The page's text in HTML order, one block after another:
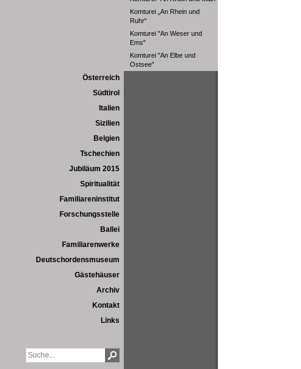
Komturei „An Rhein und
Ruhr“
Komturei "An Weser und
Ems"
Komturei "An Elbe und
Ostsee"
Österreich
Südtirol
Italien
Sizilien
Belgien
Tschechien
Jubiläum 2015
Spiritualität
Familiareninstitut
Forschungsstelle
Ballei
Familiarenwerke
Deutschordensmuseum
Gästehäuser
Archiv
Kontakt
Links